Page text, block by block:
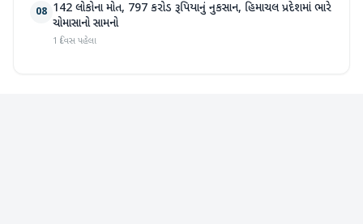
08 142 લોકોના મોત, 797 કરોડ રૂપિયાનું નુકસાન, હિમાચલ પ્રદેશમાં ભારે
ચોમાસાનો સામનો
1 દિવસ પહેલા